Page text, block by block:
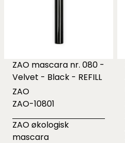
ZAO mascara nr. 080 -
Velvet - Black - REFILL
ZAO
ZAO-10801
ZAO økologisk
mascara